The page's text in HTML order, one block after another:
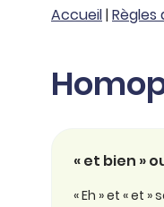
Particuliers
Secteur
formation
Toutes nos
ressources
Améliorer son
français
professionnel
Aider ses
Conjugaison
Règle
Syntaxe
Toutes nos
Accueil|
« et bien »
« Eh » et « et